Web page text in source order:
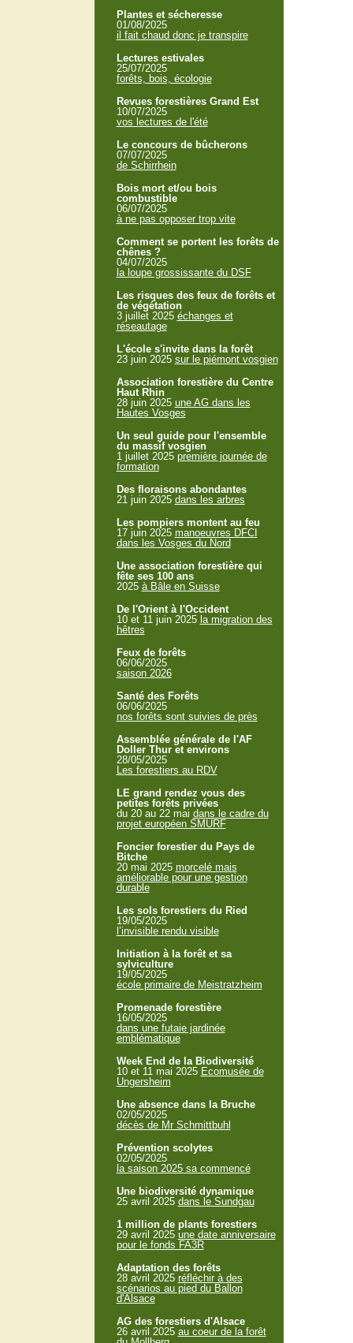
Plantes et sécheresse
01/08/2025
il fait chaud donc je transpire
Lectures estivales
25/07/2025
forêts, bois, écologie
Revues forestières Grand Est
10/07/2025
vos lectures de l'été
Le concours de bûcherons
07/07/2025
de Schirrhein
Bois mort et/ou bois
combustible
06/07/2025
à ne pas opposer trop vite
Comment se portent les forêts de
chênes ?
04/07/2025
la loupe grossissante du DSF
Les risques des feux de forêts et
de végétation
3 juillet 2025 échanges et
réseautage
L'école s'invite dans la forêt
23 juin 2025 sur le piémont vosgien
Association forestière du Centre
Haut Rhin
28 juin 2025 une AG dans les
Hautes Vosges
Un seul guide pour l'ensemble
du massif vosgien
1 juillet 2025 première journée de
formation
Des floraisons abondantes
21 juin 2025 dans les arbres
Les pompiers montent au feu
17 juin 2025 manoeuvres DFCI
dans les Vosges du Nord
Une association forestière qui
fête ses 100 ans
2025 à Bâle en Suisse
De l'Orient à l'Occident
10 et 11 juin 2025 la migration des
hêtres
Feux de forêts
06/06/2025
saison 2026
Santé des Forêts
06/06/2025
nos forêts sont suivies de près
Assemblée générale de l'AF
Doller Thur et environs
28/05/2025
Les forestiers au RDV
LE grand rendez vous des
petites forêts privées
du 20 au 22 mai dans le cadre du
projet européen SMURF
Foncier forestier du Pays de
Bitche
20 mai 2025 morcelé mais
améliorable pour une gestion
durable
Les sols forestiers du Ried
19/05/2025
l’invisible rendu visible
Initiation à la forêt et sa
sylviculture
19/05/2025
école primaire de Meistratzheim
Promenade forestière
16/05/2025
dans une futaie jardinée
emblématique
Week End de la Biodiversité
10 et 11 mai 2025 Ecomusée de
Ungersheim
Une absence dans la Bruche
02/05/2025
décès de Mr Schmittbuhl
Prévention scolytes
02/05/2025
la saison 2025 sa commencé
Une biodiversité dynamique
25 avril 2025 dans le Sundgau
1 million de plants forestiers
29 avril 2025 une date anniversaire
pour le fonds FA3R
Adaptation des forêts
28 avril 2025 réfléchir à des
scénarios au pied du Ballon
d'Alsace
AG des forestiers d'Alsace
26 avril 2025 au coeur de la forêt